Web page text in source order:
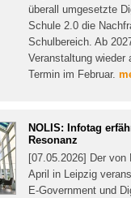
überall umgesetzte
Schule 2.0 die
Schulbereich. Ab
Veranstaltung wieder
Termin im Februar.
NOLIS: Infotag
Resonanz
[07.05.2026] Der von
April in Leipzig
E-Government und